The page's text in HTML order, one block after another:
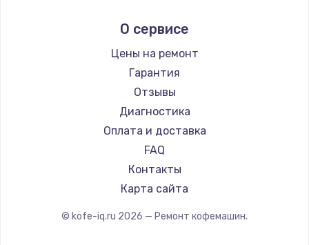
Ремонт кофемашин RED solution
Ремонт кофемашин Bravilor Bonamat
Ремонт кофемашин Vard
Ремонт кофемашин Tuvio
Ремонт кофемашин Carrera
Ремонт кофемашин Supra
Jura
Olympia
Saeco
La Cimbali
WMF
Yamaguchi
Nivona
Astoria
JVC
О сервисе
Цены на ремонт
Гарантия
Отзывы
Диагностика
Оплата и доставка
FAQ
Контакты
Карта сайта
© kofe-iq.ru 2026 — Ремонт кофемашин.